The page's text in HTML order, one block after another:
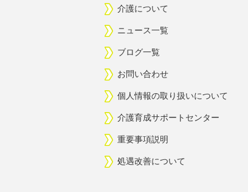
介護について
ニュース一覧
ブログ一覧
お問い合わせ
個人情報の取り扱いについて
介護育成サポートセンター
重要事項説明
処遇改善について